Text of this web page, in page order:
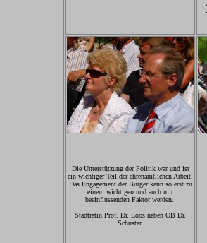
Die Unterstützung der Politik war und ist
ein wichtiger Teil der ehrenamtlichen Arbeit.
Das Engagement der Bürger kann so erst zu
einem wichtigen und auch mit
beeinflussenden Faktor werden.
Stadträtin Prof. Dr. Loos neben OB Dr.
Schuster.